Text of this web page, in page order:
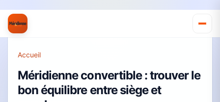
Accueil
Méridienne convertible : trouver le
bon équilibre entre siège et